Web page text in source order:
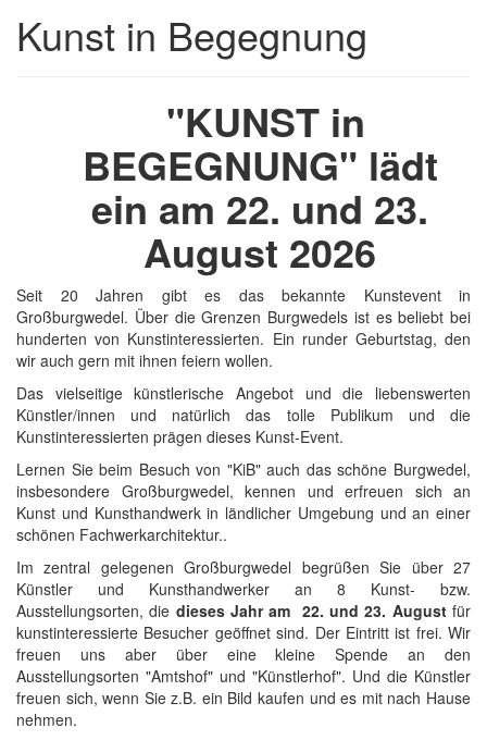
Kunst in Begegnung
"KUNST in
BEGEGNUNG" lädt
ein am 22. und 23.
August 2026
Seit 20 Jahren gibt es das bekannte Kunstevent in
Großburgwedel. Über die Grenzen Burgwedels ist es beliebt bei
hunderten von Kunstinteressierten. Ein runder Geburtstag, den
wir auch gern mit ihnen feiern wollen.
Das vielseitige künstlerische Angebot und die liebenswerten
Künstler/innen und natürlich das tolle Publikum und die
Kunstinteressierten prägen dieses Kunst-Event.
Lernen Sie beim Besuch von "KiB" auch das schöne Burgwedel,
insbesondere Großburgwedel, kennen und erfreuen sich an
Kunst und Kunsthandwerk in ländlicher Umgebung und an einer
schönen Fachwerkarchitektur..
Im zentral gelegenen Großburgwedel begrüßen Sie über 27
Künstler und Kunsthandwerker an 8 Kunst- bzw.
Ausstellungsorten, die dieses Jahr am 22. und 23. Augustfür
kunstinteressierte Besucher geöffnet sind. Der Eintritt ist frei. Wir
freuen uns aber über eine kleine Spende an den
Ausstellungsorten "Amtshof" und "Künstlerhof". Und die Künstler
freuen sich, wenn Sie z.B. ein Bild kaufen und es mit nach Hause
nehmen.